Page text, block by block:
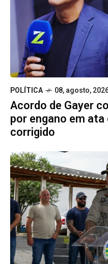
POLÍTICA 08, agosto,
Acordo de Gayer
por engano em
corrigido